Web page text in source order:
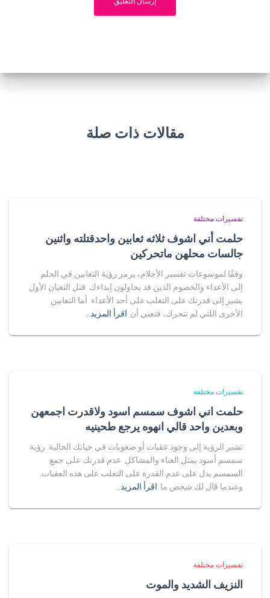
مقالات ذات صلة
تفسيرات مختلفة
حلمت أني اشوف ثلاثه ثعابين واحدقتلته واثنين
جالسات محلهن ماتحركين
وفقًا لموسوعات تفسير الأحلام، يرمز رؤية الثعابين في الحلم
إلى الأعداء والخصوم الذين قد يحاولون إيذاءك. قتل الثعبان الأول
يشير إلى قدرتك على التغلب على أحد الأعداء. أما الثعابين
الأخرى اللتي لم تتحرك، فتعني أن اقرأ المزيد…
تفسيرات مختلفة
حلمت اني اشوف سمسم اسود ولاقدرت اجمعهن
وبعدين واحد قالي انهوه يرجع طحينيه
تشير الرؤية إلى وجود عقبات أو صعوبات في حياتك الحالية. رؤية
سمسم أسود يمثل العناء والمشاكل. عدم قدرتك على جمع
السمسم يدل على عدم القدرة على التغلب على هذه العقبات.
وعندما قال لك شخص ما اقرأ المزيد…
تفسيرات مختلفة
النزيف الشديد والموت